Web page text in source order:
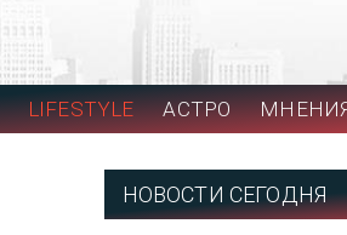
LIFESTYLE АСТРО
НОВОСТИ СЕГОДНЯ